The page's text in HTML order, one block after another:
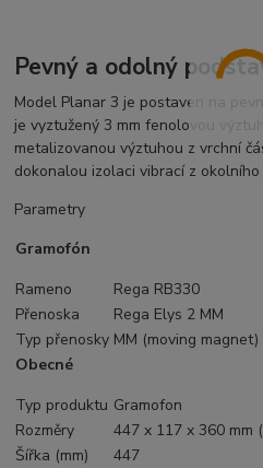
Pevný a odolný
Model Planar 3 je postaven na
je vyztužený 3 mm fenolovou
metalizovanou výztuhou z vrchní
dokonalou izolaci vibrací z
Parametry
Gramofón
Rameno
Rega RB330
Přenoska
Rega Elys 2 MM
Typ přenosky MM (moving magnet)
Obecné
Typ produktu Gramofon
Rozměry
447 x 117 x 360 mm
Šířka (mm)
447